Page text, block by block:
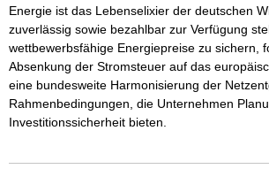
Energie ist das Lebenselixier der deutschen
zuverlässig sowie bezahlbar zur Verfügung
wettbewerbsfähige Energiepreise zu sichern,
Absenkung der Stromsteuer auf das
eine bundesweite Harmonisierung der
Rahmenbedingungen, die Unternehmen
Investitionssicherheit bieten.